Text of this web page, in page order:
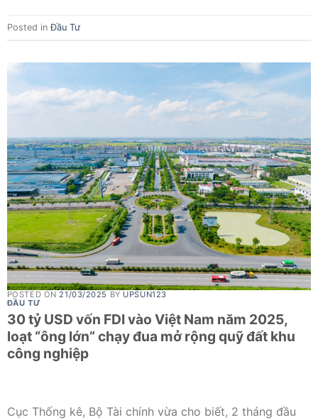
Posted inĐầu Tư
POSTED ON21/03/2025 BY UPSUN123
ĐẦU TƯ
30 tỷ USD vốn FDI vào Việt Nam năm 2025,
loạt “ông lớn” chạy đua mở rộng quỹ đất khu
công nghiệp
Cục Thống kê, Bộ Tài chính vừa cho biết, 2 tháng đầu